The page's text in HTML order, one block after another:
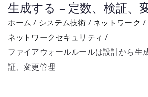
生成する – 定数、検証、
ホーム システム技術
ネットワーク
ネットワークセキュリティ
ファイアウォールルールは設計から生
証、変更管理